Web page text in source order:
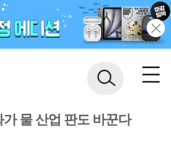
물 산업 판도 바꾼다